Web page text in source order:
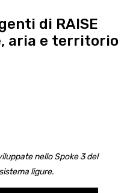
di RAISE
aria e territorio
nello Spoke 3 del
ligure.